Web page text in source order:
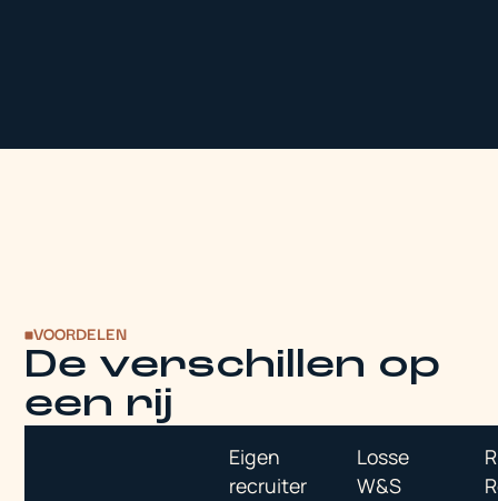
VOORDELEN
De verschillen op
een rij
Eigen
recruiter
Losse
W&S